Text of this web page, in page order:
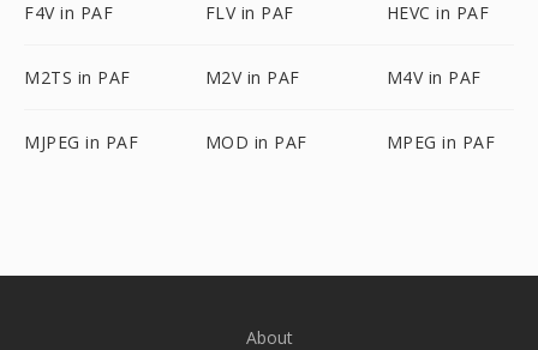
F4V in PAF FLV in PAF HEVC in PAF
M2TS in PAF M2V in PAF M4V in PAF
MJPEG in PAF MOD in PAF MPEG in PAF
About